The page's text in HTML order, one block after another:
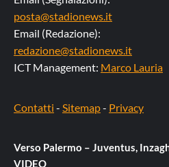
posta@stadionews.it
Email (Redazione):
redazione@stadionews.it
ICT Management: Marco Lauria
Contatti - Sitemap- Privacy
Verso Palermo – Juventus,
VIDEO